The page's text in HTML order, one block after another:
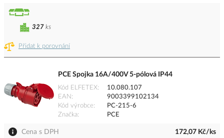
Přidat k porovnání
327 ks
PCE Spojka 16A/400V 5-pólová IP44
Kód ELFETEX
10.080.107
EAN
9003399102134
Kód výrobce
PC-215-6
Značka
PCE
Cena s DPH 172,07 Kč/ks